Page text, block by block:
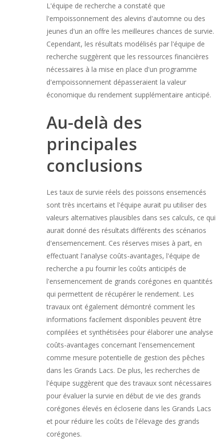
L'équipe de recherche a constaté que
l'empoissonnement des alevins d'automne ou des
jeunes d'un an offre les meilleures chances de survie.
Cependant, les résultats modélisés par l'équipe de
recherche suggèrent que les ressources financières
nécessaires à la mise en place d'un programme
d'empoissonnement dépasseraient la valeur
économique du rendement supplémentaire anticipé.
Au-delà des
principales
conclusions
Les taux de survie réels des poissons ensemencés
sont très incertains et l'équipe aurait pu utiliser des
valeurs alternatives plausibles dans ses calculs, ce qui
aurait donné des résultats différents des scénarios
d'ensemencement. Ces réserves mises à part, en
effectuant l'analyse coûts-avantages, l'équipe de
recherche a pu fournir les coûts anticipés de
l'ensemencement de grands corégones en quantités
qui permettent de récupérer le rendement. Les
travaux ont également démontré comment les
informations facilement disponibles peuvent être
compilées et synthétisées pour élaborer une analyse
coûts-avantages concernant l'ensemencement
comme mesure potentielle de gestion des pêches
dans les Grands Lacs. De plus, les recherches de
l'équipe suggèrent que des travaux sont nécessaires
pour évaluer la survie en début de vie des grands
corégones élevés en écloserie dans les Grands Lacs
et pour réduire les coûts de l'élevage des grands
corégones.